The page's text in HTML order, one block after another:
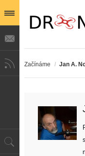
Začínáme / Jan A.